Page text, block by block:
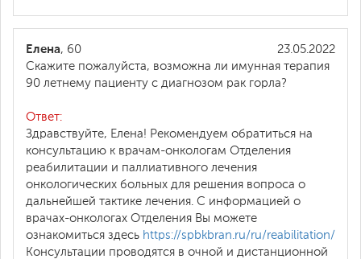
23.05.2022
Елена, 60
Скажите пожалуйста, возможна ли имунная терапия
90 летнему пациенту с диагнозом рак горла?
Ответ:
Здравствуйте, Елена! Рекомендуем обратиться на
консультацию к врачам-онкологам Отделения
реабилитации и паллиативного лечения
онкологических больных для решения вопроса о
дальнейшей тактике лечения. С информацией о
врачах-онкологах Отделения Вы можете
ознакомиться здесь https://spbkbran.ru/ru/reabilitation/
Консультации проводятся в очной и дистанционной